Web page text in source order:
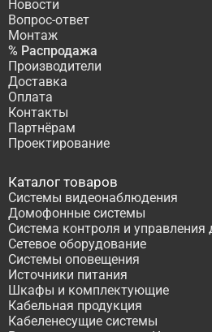
Новости
Вопрос-ответ
Монтаж
% Распродажа
Производители
Доставка
Оплата
Контакты
Партнёрам
Проектирование
Каталог товаров
Системы видеонаблюдения
Домофонные системы
Система контроля и управления
Сетевое оборудование
Системы оповещения
Источники питания
Шкафы и комплектующие
Кабельная продукция
Кабеленесущие системы